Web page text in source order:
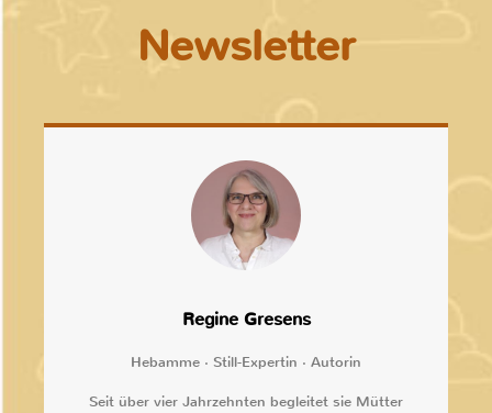
Newsletter
Regine Gresens
Hebamme · Still-Expertin · Autorin
Seit über vier Jahrzehnten begleitet sie Mütter